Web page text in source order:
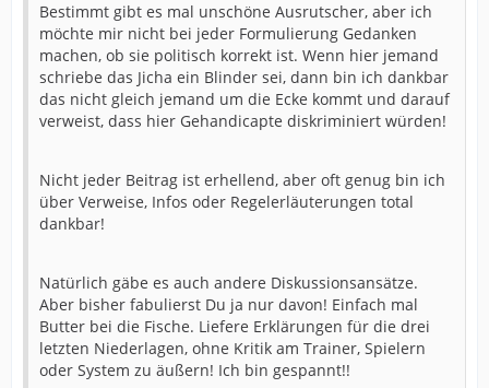
Bestimmt gibt es mal unschöne Ausrutscher, aber ich
möchte mir nicht bei jeder Formulierung Gedanken
machen, ob sie politisch korrekt ist. Wenn hier jemand
schriebe das Jicha ein Blinder sei, dann bin ich dankbar
das nicht gleich jemand um die Ecke kommt und darauf
verweist, dass hier Gehandicapte diskriminiert würden!
Nicht jeder Beitrag ist erhellend, aber oft genug bin ich
über Verweise, Infos oder Regelerläuterungen total
dankbar!
Natürlich gäbe es auch andere Diskussionsansätze.
Aber bisher fabulierst Du ja nur davon! Einfach mal
Butter bei die Fische. Liefere Erklärungen für die drei
letzten Niederlagen, ohne Kritik am Trainer, Spielern
oder System zu äußern! Ich bin gespannt!!